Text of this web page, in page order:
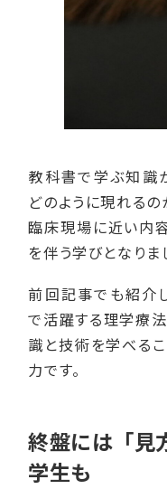
教科書で学ぶ知識
どのように現れるの
臨床現場に近い内
を伴う学びとなりま
前回記事でも紹介
で活躍する理学療
識と技術を学べる
力です。
終盤には「見
学生も